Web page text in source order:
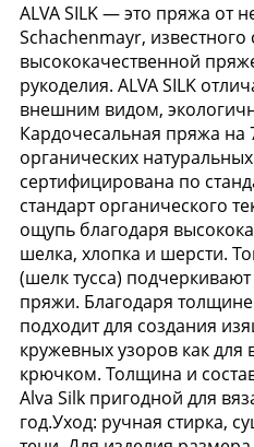
ALVA SILK — это пряжа от
Schachenmayr, известного
высококачественной
рукоделия. ALVA SILK
внешним видом,
Кардочесальная пряжа на
органических
сертифицирована по
стандарт органического
ощупь благодаря
шелка, хлопка и шерсти.
(шелк тусса)
пряжи. Благодаря
подходит для создания
кружевных узоров как для
крючком. Толщина и
Alva Silk пригодной для
год.Уход: ручная стирка,